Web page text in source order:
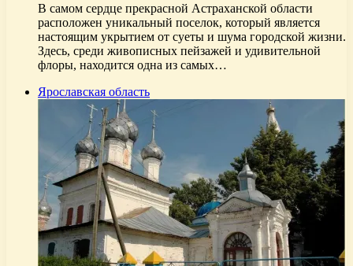
В самом сердце прекрасной Астраханской области
расположен уникальный поселок, который является
настоящим укрытием от суеты и шума городской жизни.
Здесь, среди живописных пейзажей и удивительной
флоры, находится одна из самых…
Ярославская область